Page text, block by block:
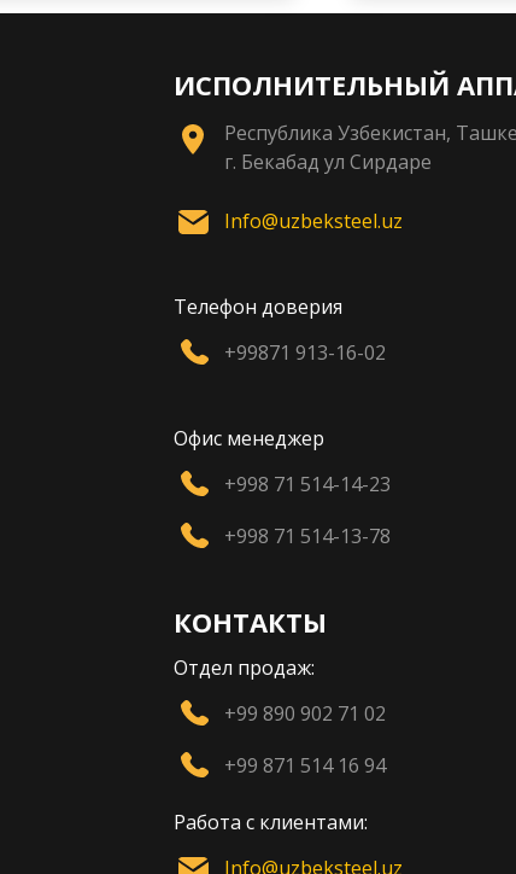
ИСПОЛНИТЕЛЬНЫЙ
Республика Узбекистан,
г. Бекабад ул Сирдаре
Info@uzbeksteel.uz
Телефон доверия
+99871 913-16-02
Офис менеджер
+998 71 514-14-23
+998 71 514-13-78
КОНТАКТЫ
Отдел продаж:
+99 890 902 71 02
+99 871 514 16 94
Работа с клиентами:
Info@uzbeksteel.uz